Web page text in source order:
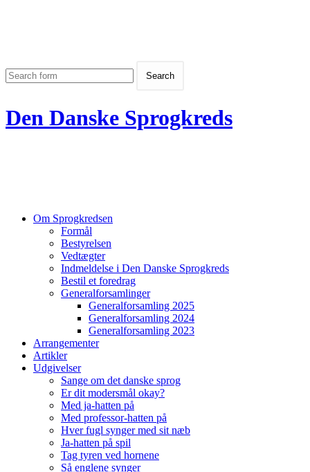
Den Danske Sprogkreds
Om Sprogkredsen
Formål
Bestyrelsen
Vedtægter
Indmeldelse i Den Danske Sprogkreds
Bestil et foredrag
Generalforsamlinger
Generalforsamling 2025
Generalforsamling 2024
Generalforsamling 2023
Arrangementer
Artikler
Udgivelser
Sange om det danske sprog
Er dit modersmål okay?
Med ja-hatten på
Med professor-hatten på
Hver fugl synger med sit næb
Ja-hatten på spil
Tag tyren ved hornene
Så englene synger